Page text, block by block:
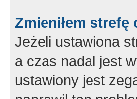
Zmieniłem strefę
Jeżeli ustawiona
a czas nadal jest
ustawiony jest